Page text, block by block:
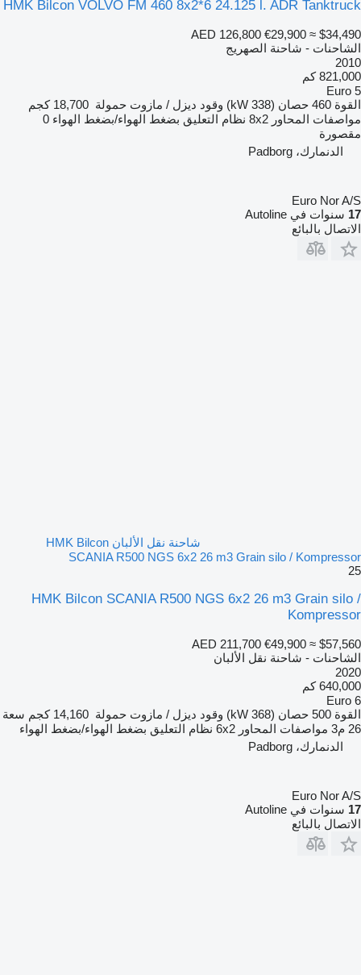
HMK Bilcon VOLVO FM 460 8x2*6 24.125 l. ADR Tanktruck
AED 126,800 €29,900 ≈ $34,490
الشاحنات - شاحنة الصهريج
2010
821,000 كم
Euro 5
القوة 460 حصان (338 kW) وقود ديزل / مازوت حمولة 18,700 كجم
مواصفات المحاور 8x2 نظام التعليق بضغط الهواء/بضغط الهواء 0
مقصورة
الدنمارك، Padborg
Euro Nor A/S
17 سنوات في Autoline
الاتصال بالبائع
شاحنة نقل الألبان HMK Bilcon
SCANIA R500 NGS 6x2 26 m3 Grain silo / Kompressor
25
HMK Bilcon SCANIA R500 NGS 6x2 26 m3 Grain silo /
Kompressor
AED 211,700 €49,900 ≈ $57,560
الشاحنات - شاحنة نقل الألبان
2020
640,000 كم
Euro 6
القوة 500 حصان (368 kW) وقود ديزل / مازوت حمولة 14,160 كجم
سعة
26 م3
مواصفات المحاور 6x2 نظام التعليق بضغط الهواء/بضغط الهواء
الدنمارك، Padborg
Euro Nor A/S
17 سنوات في Autoline
الاتصال بالبائع